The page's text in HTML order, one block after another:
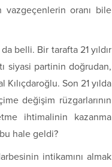
vazgeçenlerin oranı bile
belli. Bir tarafta 21 yıldır
siyasi partinin doğrudan,
Son 21 yılda
değişim rüzgarlarının
ihtimalinin kazanma
hale geldi?
intikamını almak